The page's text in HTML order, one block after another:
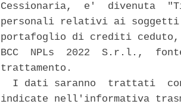
Cessionaria,  e'  divenuta
personali relativi ai soggetti
portafoglio di crediti ceduto,
BCC  NPLs  2022  S.r.l.,
trattamento.
I dati saranno  trattati
indicate nell'informativa